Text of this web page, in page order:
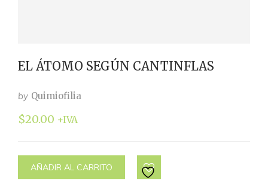
EL ÁTOMO SEGÚN CANTINFLAS
by Quimiofilia
$20.00 +IVA
AÑADIR AL CARRITO